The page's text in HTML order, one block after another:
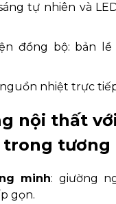
tự nhiên và
đồng bộ: bản lề
nhiệt trực
nội thất
tương
minh: giường
gọn.